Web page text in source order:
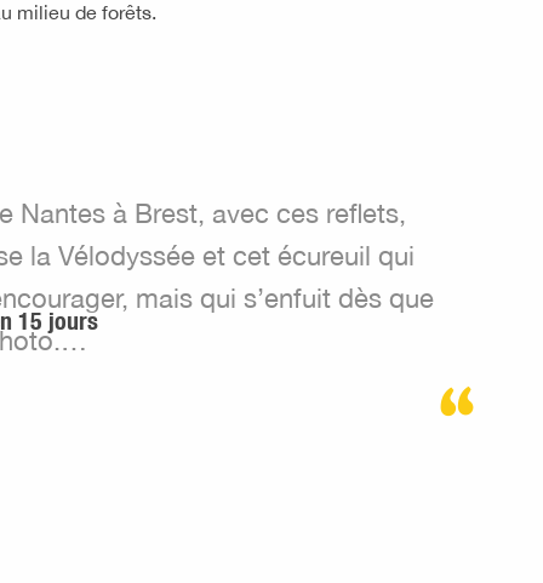
milieu de forêts.
Nantes à Brest, avec ces reflets,
la Vélodyssée et cet écureuil qui
mais qui s’enfuit dès que
15 jours